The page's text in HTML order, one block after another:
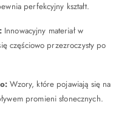
perfekcyjny kształt.
Innowacyjny materiał w
częściowo przezroczysty po
Wzory, które pojawiają się na
promieni słonecznych.